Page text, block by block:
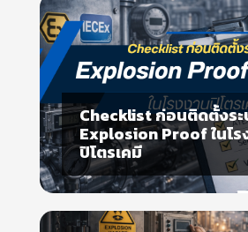
Hazardous Area
Classification: ขั้นตอ
โรงงานมองข้าม